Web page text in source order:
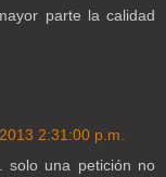
parte la calidad
2:31:00 p.m.
solo una petición no